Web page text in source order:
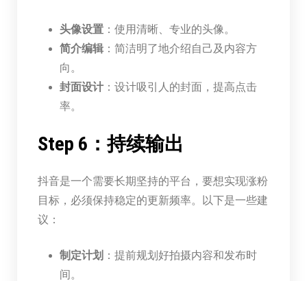
头像设置：使用清晰、专业的头像。
简介编辑：简洁明了地介绍自己及内容方
向。
封面设计：设计吸引人的封面，提高点击
率。
Step 6：持续输出
抖音是一个需要长期坚持的平台，要想实现涨粉
目标，必须保持稳定的更新频率。以下是一些建
议：
制定计划 ：提前规划好拍摄内容和发布时
间。